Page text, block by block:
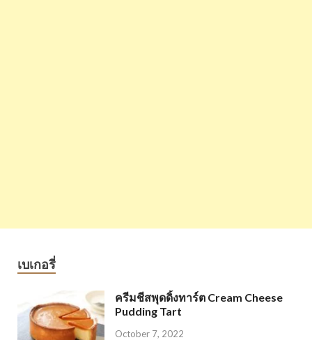
เบเกอรี่
ครีมชีสพุดดิ้งทาร์ต Cream Cheese
Pudding Tart
October 7, 2022